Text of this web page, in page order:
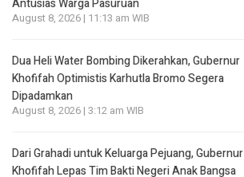
Antusias Warga Pasuruan
August 8, 2026 | 11:13 am WIB
Dua Heli Water Bombing Dikerahkan, Gubernur
Khofifah Optimistis Karhutla Bromo Segera
Dipadamkan
August 8, 2026 | 3:12 am WIB
Dari Grahadi untuk Keluarga Pejuang, Gubernur
Khofifah Lepas Tim Bakti Negeri Anak Bangsa